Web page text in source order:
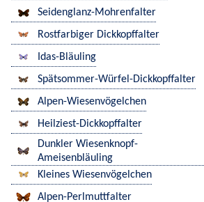
Seidenglanz-Mohrenfalter
Rostfarbiger Dickkopffalter
Idas-Bläuling
Spätsommer-Würfel-Dickkopffalter
Alpen-Wiesenvögelchen
Heilziest-Dickkopffalter
Dunkler Wiesenknopf-
Ameisenbläuling
Kleines Wiesenvögelchen
Alpen-Perlmuttfalter